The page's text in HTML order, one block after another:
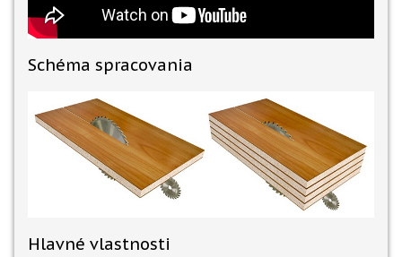
Schéma spracovania
Hlavné vlastnosti